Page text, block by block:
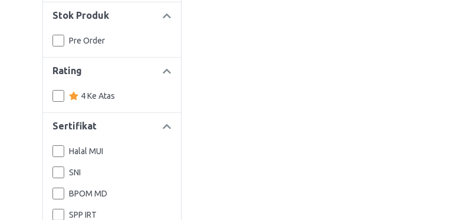
Stok Produk
Pre Order
Rating
4 Ke Atas
Sertifikat
Halal MUI
SNI
BPOM MD
SPP IRT